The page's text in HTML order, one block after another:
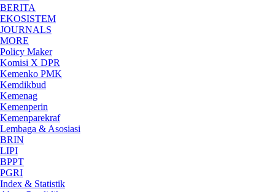
BERITA
EKOSISTEM
JOURNALS
MORE
Policy Maker
Komisi X DPR
Kemenko PMK
Kemdikbud
Kemenag
Kemenperin
Kemenparekraf
Lembaga & Asosiasi
BRIN
LIPI
BPPT
PGRI
Index & Statistik